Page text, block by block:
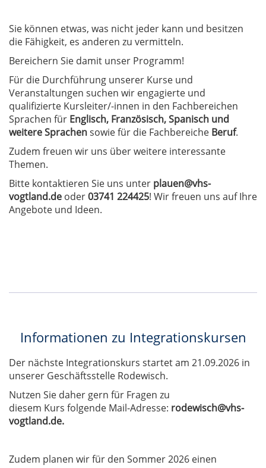
Sie können etwas, was nicht jeder kann und besitzen
die Fähigkeit, es anderen zu vermitteln.
Bereichern Sie damit unser Programm!
Für die Durchführung unserer Kurse und
Veranstaltungen suchen wir engagierte und
qualifizierte Kursleiter/-innen in den Fachbereichen
Sprachen für Englisch, Französisch, Spanisch und
weitere Sprachensowie für die Fachbereiche Beruf.
Zudem freuen wir uns über weitere interessante
Themen.
Bitte kontaktieren Sie uns unter plauen@vhs-
vogtland.de oder03741 224425! Wir freuen uns auf Ihre
Angebote und Ideen.
Informationen zu Integrationskursen
Der nächste Integrationskurs startet am 21.09.2026 in
unserer Geschäftsstelle Rodewisch.
Nutzen Sie daher gern für Fragen zu
diesem Kurs folgende Mail-Adresse: rodewisch@vhs-
vogtland.de.
Zudem planen wir für den Sommer 2026 einen